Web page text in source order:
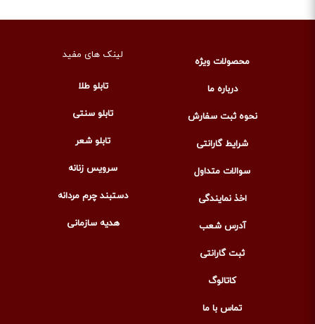
محصولات ویژه
درباره ما
نحوه ثبت سفارش
شرایط گارانتی
سوالات متداول
اخذ نمایندگی
آدرس شعب
ثبت گارانتی
کاتالوگ
تماس با ما
لینک های مفید
تابلو طلا
تابلو سنتی
تابلو شعر
سرویس زنانه
دستبند چرم مردانه
هدیه سازمانی